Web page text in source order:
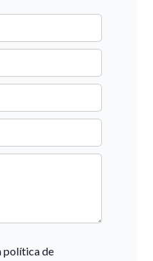
política de